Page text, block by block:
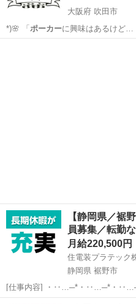
大阪府 吹田市
*)🌸 「ポーカーに興味はあるけど…
… 🌸 ♠️ポーカーを始めてみたい♪…
【静岡県／裾
員募集／転勤
月給220,500円
住電装プラテック
静岡県 裾野市
[仕事内容] ・‥…─*・‥…─*・
テック株式会社】 当社では、 自動